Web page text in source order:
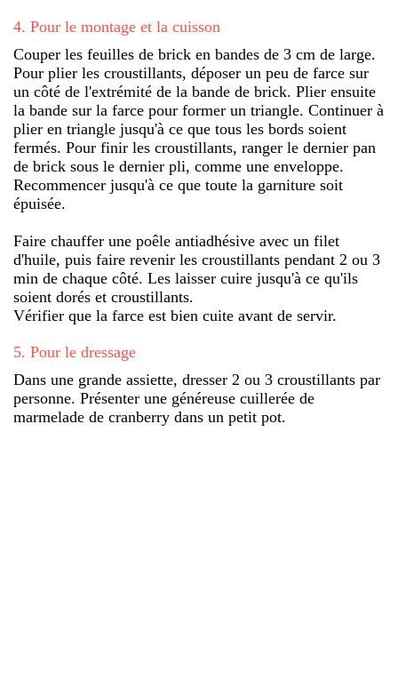
4. Pour le montage et la cuisson
Couper les feuilles de brick en bandes de 3 cm de large.
Pour plier les croustillants, déposer un peu de farce sur
un côté de l'extrémité de la bande de brick. Plier ensuite
la bande sur la farce pour former un triangle. Continuer à
plier en triangle jusqu'à ce que tous les bords soient
fermés. Pour finir les croustillants, ranger le dernier pan
de brick sous le dernier pli, comme une enveloppe.
Recommencer jusqu'à ce que toute la garniture soit
épuisée.
Faire chauffer une poêle antiadhésive avec un filet
d'huile, puis faire revenir les croustillants pendant 2 ou 3
min de chaque côté. Les laisser cuire jusqu'à ce qu'ils
soient dorés et croustillants.
Vérifier que la farce est bien cuite avant de servir.
5. Pour le dressage
Dans une grande assiette, dresser 2 ou 3 croustillants par
personne. Présenter une généreuse cuillerée de
marmelade de cranberry dans un petit pot.